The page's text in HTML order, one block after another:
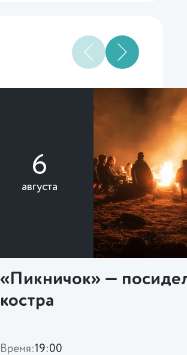
6
августа
«Пикничок» —
костра
Время:19:00